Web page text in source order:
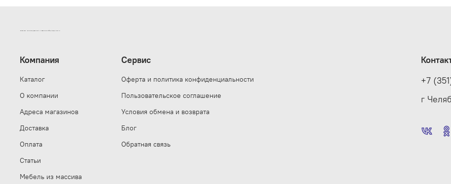
ИНТЕРНЕТ-МАГАЗИН ДВЕРНОЙ И МЕБЕЛЬНОЙ ФУРНИТУРЫ САМ
Компания
Каталог
О компании
Адреса магазинов
Доставка
Оплата
Статьи
Мебель из массива
Сервис
Оферта и политика конфиденциальности
Пользовательское соглашение
Условия обмена и возврата
Блог
Обратная связь
+7
г